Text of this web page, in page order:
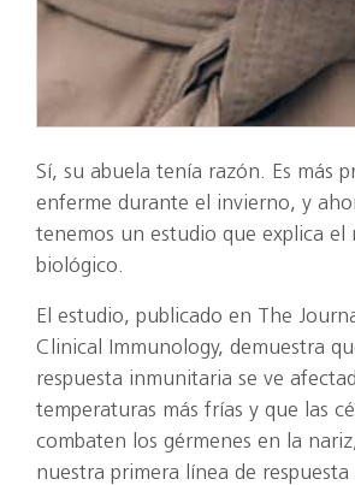
Sí, su abuela tenía razón. Es más
enferme durante el invierno, y
tenemos un estudio que explica el
biológico.
El estudio, publicado en The
Clinical Immunology, demuestra
respuesta inmunitaria se ve
temperaturas más frías y que las
combaten los gérmenes en la
nuestra primera línea de respuesta